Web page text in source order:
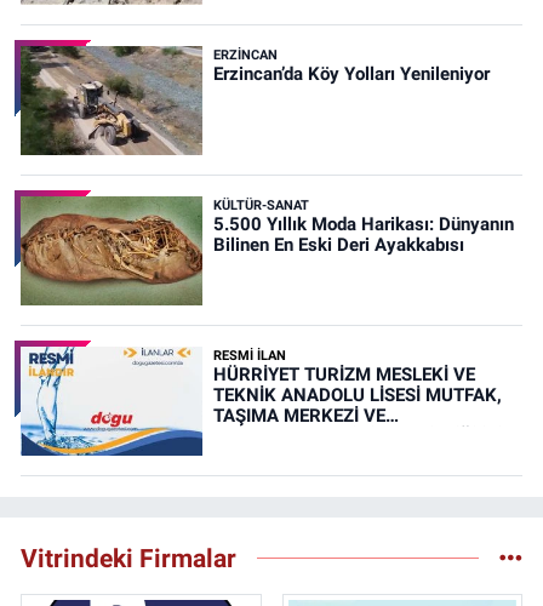
ERZINCAN
Erzincan’da Köy Yolları Yenileniyor
KÜLTÜR-SANAT
5.500 Yıllık Moda Harikası: Dünyanın
Bilinen En Eski Deri Ayakkabısı
RESMİ İLAN
HÜRRİYET TURİZM MESLEKİ VE
TEKNİK ANADOLU LİSESİ MUTFAK,
TAŞIMA MERKEZİ VE
Vitrindeki Firmalar